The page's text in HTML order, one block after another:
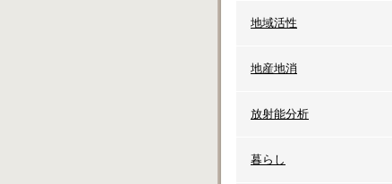
地域活性
地産地消
放射能分析
暮らし